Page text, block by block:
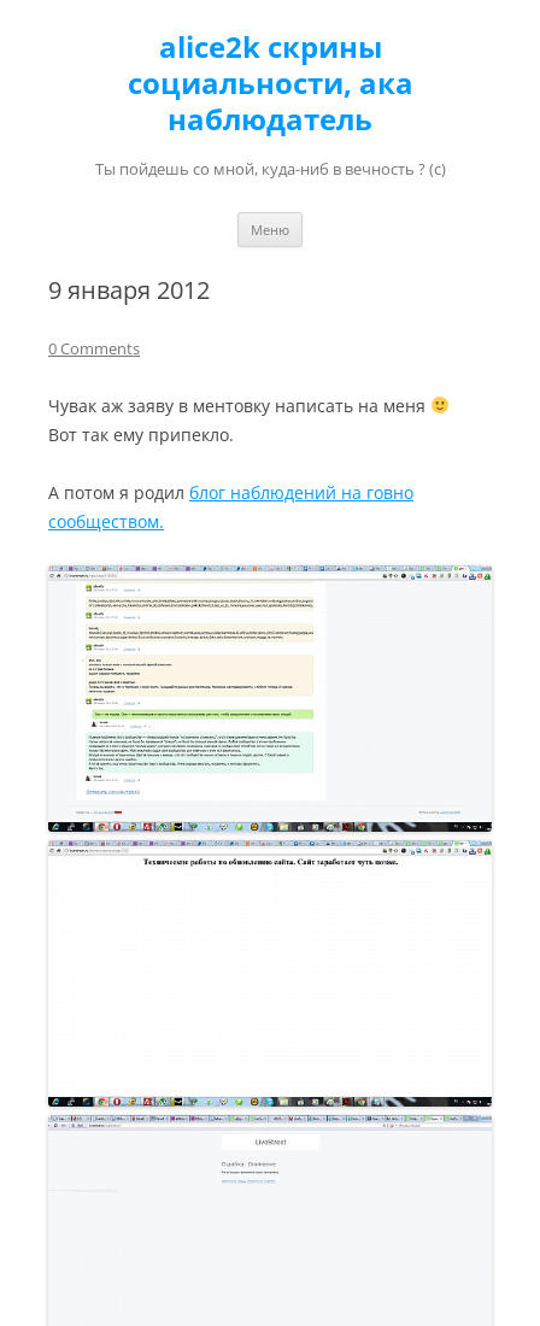
alice2k скрины
социальности, ака
наблюдатель
Ты пойдешь со мной, куда-ниб в вечность ? (с)
Меню
9 января 2012
0 Comments
Чувак аж заяву в ментовку написать на меня
Вот так ему припекло.
А потом я родил блог наблюдений на говно
сообществом.